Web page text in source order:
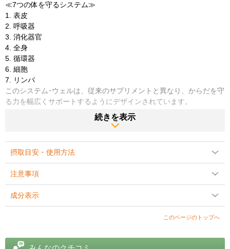
≪7つの体を守るシステム≫
1. 表皮
2. 呼吸器
3. 消化器官
4. 全身
5. 循環器
6. 細胞
7. リンパ
このシステム･ウェルは、従来のサプリメントと異なり、からだを守
る力を幅広くサポートするようにデザインされています。
7つの局面にフォーカスして健康的な体をキープしましょう。
続きを表示
摂取目安・使用方法
注意事項
成分表示
このページのトップへ